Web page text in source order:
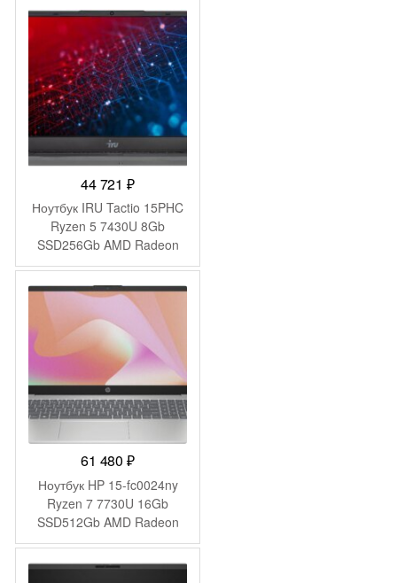
Pro Multi Language black
WiFi BT Cam 4350mAh
(2046017)
44 721₽
Ноутбук IRU Tactio 15PHC
Ryzen 5 7430U 8Gb
SSD256Gb AMD Radeon
Graphics 15.6″ IPS FHD
(1920×1080) Windows 11
Pro Multi Language black
WiFi BT Cam 4350mAh
(2045999)
61 480₽
Ноутбук HP 15-fc0024ny
Ryzen 7 7730U 16Gb
SSD512Gb AMD Radeon
Graphics 15.6″ IPS FHD
(1920×1080) FreeDOS